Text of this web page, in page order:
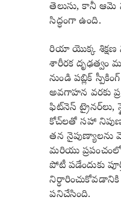
తెలుసు, కానీ ఆమె
సిద్ధంగా ఉంది.
రియా యొక్క
శారీరక దృఢత్వం
నుండి పబ్లిక్
అవగాహన వరకు
ఫిట్‌నెస్ ట్రైనర్‌లు,
కోచ్‌లతో సహా
తన నైపుణ్యాలను
మరియు
పోటీ పడేందుకు
పనిచేసింది.